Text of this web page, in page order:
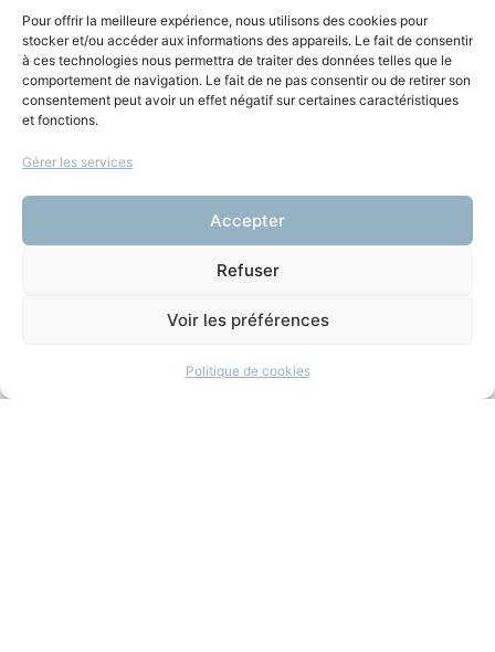
Pour offrir la meilleure expérience, nous utilisons des cookies pour
stocker et/ou accéder aux informations des appareils. Le fait de consentir
à ces technologies nous permettra de traiter des données telles que le
comportement de navigation. Le fait de ne pas consentir ou de retirer son
consentement peut avoir un effet négatif sur certaines caractéristiques
et fonctions.
Gérer les services
Accepter
Refuser
Voir les préférences
Politique de cookies
Didier Riey
bertrand du marais,cours du soir,cours magistral,droit public
etudiant,universite
Partagez l'épisode
tous les épisodes
L’Etat et le marché: une
régulation par le droit